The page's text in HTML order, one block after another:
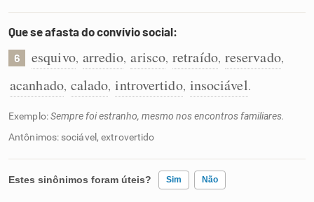
Que se afasta do convívio social:
6 esquivo, arredio, arisco, retraído, reservado,
acanhado, calado, introvertido, insociável.
Exemplo:Sempre foi estranho, mesmo nos encontros familiares.
Antônimos: sociável, extrovertido
Estes sinônimos foram úteis? Sim Não